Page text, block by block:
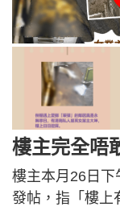
樓主完全唔
樓主本月26日下
發帖，指「樓上